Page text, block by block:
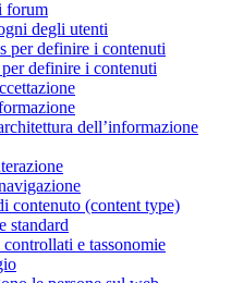
forum
degli utenti
per definire i contenuti
definire i contenuti
dell’informazione
contenuto (content type)
standard
e tassonomie